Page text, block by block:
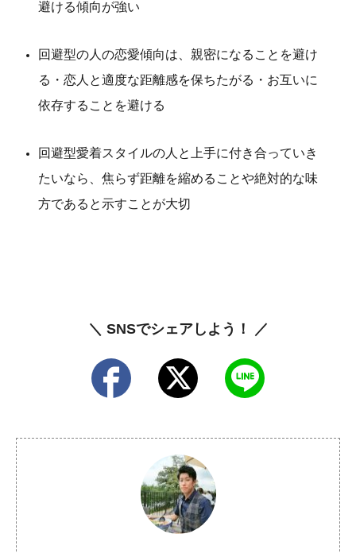
避ける傾向が強い
回避型の人の恋愛傾向は、親密になることを避け
る・恋人と適度な距離感を保ちたがる・お互いに
依存することを避ける
回避型愛着スタイルの人と上手に付き合っていき
たいなら、焦らず距離を縮めることや絶対的な味
方であると示すことが大切
＼ SNSでシェアしよう！ ／